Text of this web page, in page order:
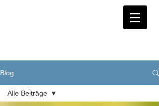
Blog
Alle Beiträge